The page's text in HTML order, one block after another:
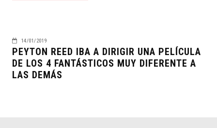
14/01/2019
PEYTON REED IBA A DIRIGIR UNA PELÍCULA
DE LOS 4 FANTÁSTICOS MUY DIFERENTE A
LAS DEMÁS